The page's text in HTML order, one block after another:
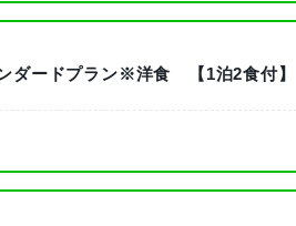
ダードプラン※洋食 【1泊2食付】